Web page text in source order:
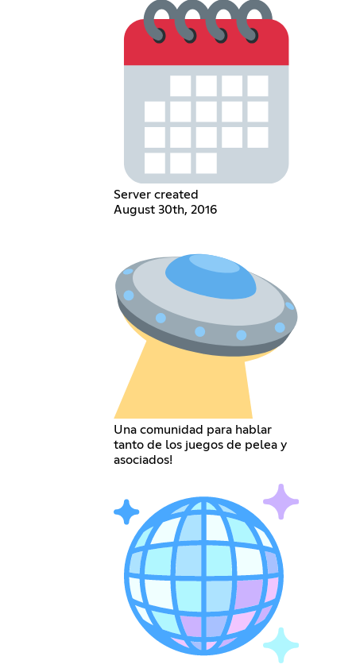
Server created
August 30th, 2016
Una comunidad para hablar
tanto de los juegos de pelea y
asociados!